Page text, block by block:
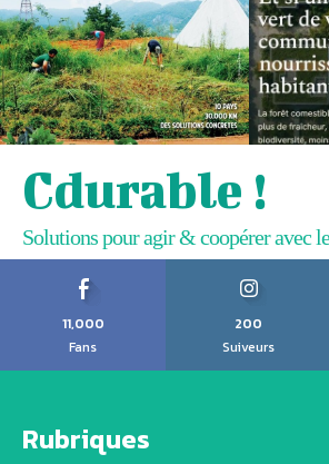
Cdurable !
Solutions pour agir & coopérer avec
11,000
Fans
200
Suiveurs
Rubriques